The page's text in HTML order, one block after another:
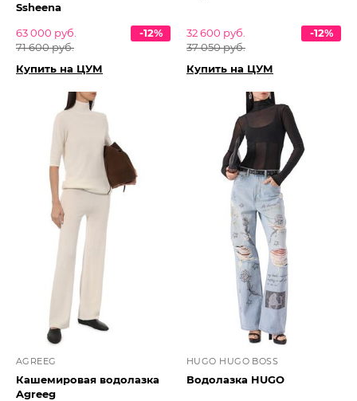
Ssheena
63 000 руб.
71 600 руб.
-12%
Купить на ЦУМ
32 600 руб.
37 050 руб.
-12%
Купить на ЦУМ
AGREEG
Кашемировая водолазка
Agreeg
HUGO HUGO BOSS
Водолазка HUGO